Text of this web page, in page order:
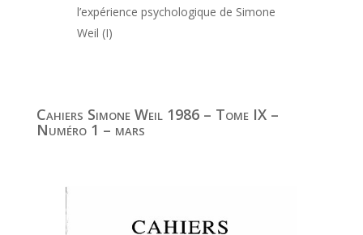
l’expérience psychologique de Simone
Weil (I)
Cahiers Simone Weil 1986 – Tome IX –
Numéro 1 – mars